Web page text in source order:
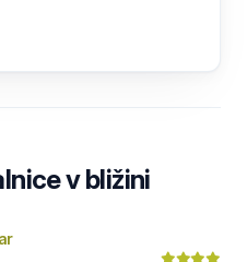
v bližini